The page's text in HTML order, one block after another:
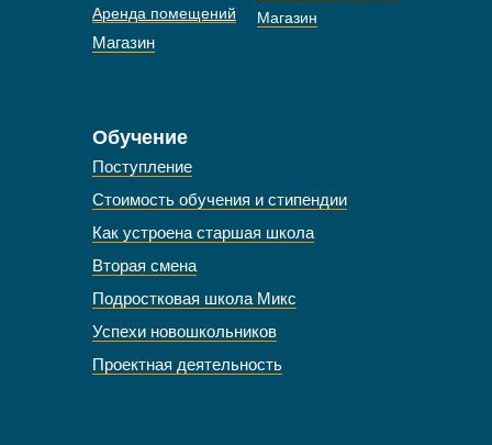
Обучение
Аренда помещений
Магазин
Магазин
Поступление
Стоимость обучения и стипендии
Как устроена старшая школа
Вторая смена
Подростковая школа Микс
Успехи новошкольников
Проектная деятельность